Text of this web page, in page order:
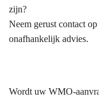
zijn?
Neem gerust contact op
onafhankelijk advies.
Wordt uw WMO-